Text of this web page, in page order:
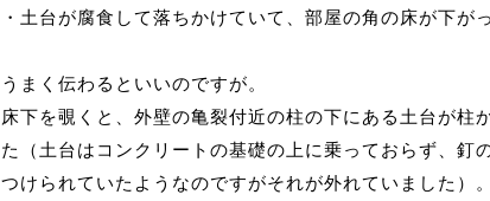
・土台が腐食して落ちかけていて、部屋の角の床が下が
うまく伝わるといいのですが。
床下を覗くと、外壁の亀裂付近の柱の下にある土台が柱
た（土台はコンクリートの基礎の上に乗っておらず、釘
つけられていたようなのですがそれが外れていました）